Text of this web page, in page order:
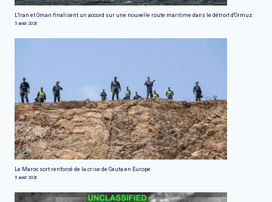
L'Iran et Oman finalisent un accord sur une nouvelle route maritime dans le détroit d'Ormuz
5 août 2026
Le Maroc sort renforcé de la crise de Ceuta en Europe
5 août 2026